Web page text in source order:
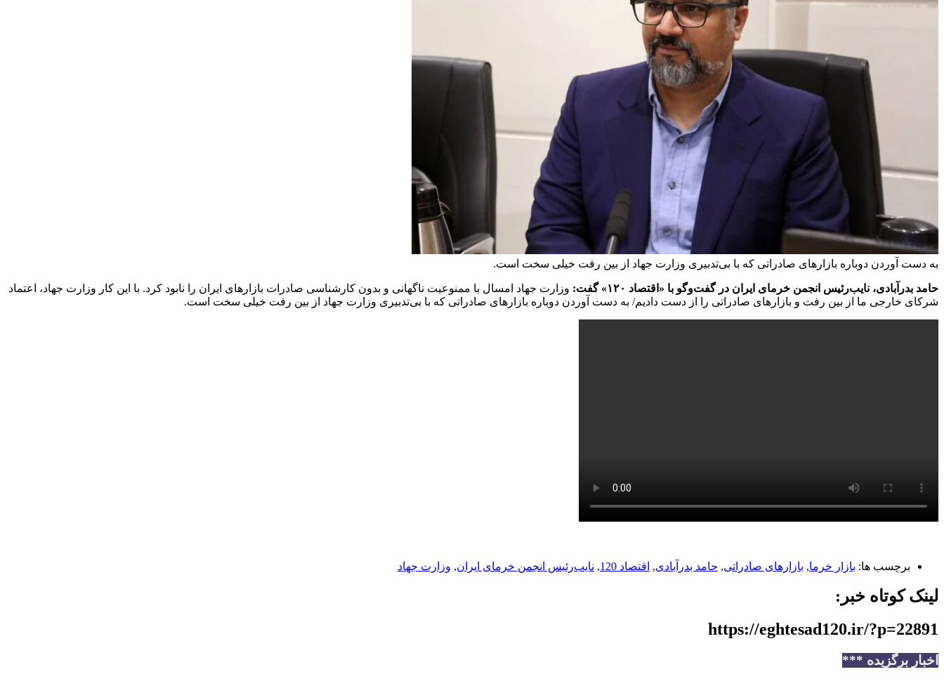
به دست آوردن دوباره‌ بازارهای صادراتی که با بی‌تدبیری وزارت جهاد از بین رفت خیلی سخت است.
حامد بدرآبادی، نایب‌رئیس انجمن خرمای ایران در گفت‌وگو با «اقتصاد ۱۲۰» گفت:
وزارت جهاد امسال با ممنوعیت ناگهانی و بدون کارشناسی صادرات بازارهای ایران را نابود کرد. با این کار وزارت جهاد، اعتماد
شرکای خارجی ما از بین رفت و بازارهای صادراتی را از دست دادیم/ به دست آوردن دوباره‌ بازارهای صادراتی که با بی‌تدبیری وزارت جهاد از بین رفت خیلی سخت است.
برچسب ها: بازار خرما, بازارهای صادراتی, حامد بدرآبادی, اقتصاد 120 , نایب‌رئیس انجمن خرمای ایران, وزارت جهاد
لینک کوتاه خبر:
https://eghtesad120.ir/?p=22891
اخبار برگزیده ***